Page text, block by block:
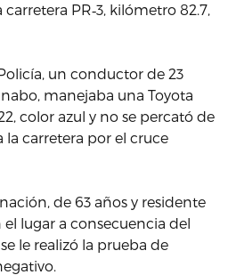
PR‑3, kilómetro 82.7,
un conductor de 23
manejaba una Toyota
color azul y no se percató de
carretera por el cruce
de 63 años y residente
lugar a consecuencia del
le realizó la prueba de